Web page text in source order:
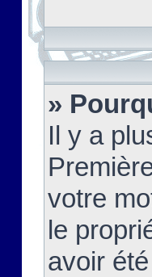
»
Il y a
votre
le
avoir